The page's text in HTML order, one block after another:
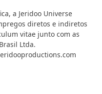
a Jeridoo Universe
diretos e indiretos
vitae junto com as
Ltda.